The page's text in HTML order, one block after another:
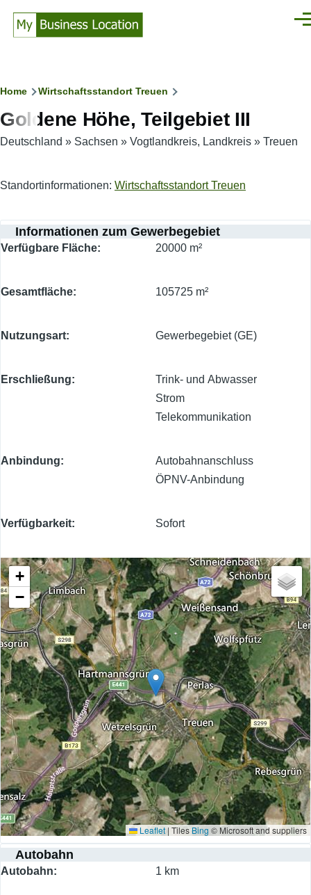
Pfadnavigation
Home Wirtschaftsstandort Treuen
Goldene Höhe, Teilgebiet III
Deutschland » Sachsen » Vogtlandkreis, Landkreis » Treuen
Standortinformationen: Wirtschaftsstandort Treuen
Informationen zum Gewerbegebiet
Verfügbare Fläche 20000 m²
Gesamtfläche 105725 m²
Nutzungsart Gewerbegebiet (GE)
Erschließung
Trink- und Abwasser
Strom
Telekommunikation
Anbindung
Autobahnanschluss
ÖPNV-Anbindung
Verfügbarkeit Sofort
+
−
Leaflet | Tiles Bing © Microsoft and suppliers
Autobahn
Autobahn 1 km